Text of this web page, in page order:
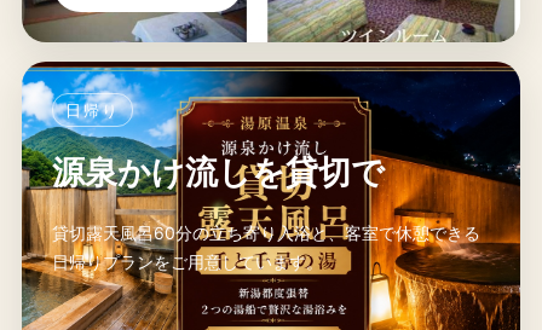
日帰り
源泉かけ流しを貸切で
貸切露天風呂60分の立ち寄り入浴と、客室で休憩できる
日帰りプランをご用意しています。